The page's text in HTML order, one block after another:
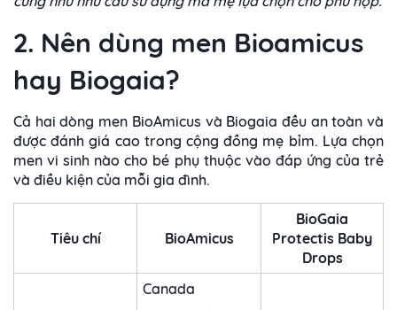
2. Nên dùng men Bioamicus
hay Biogaia?
Cả hai dòng men BioAmicus và Biogaia đều an toàn và
được đánh giá cao trong cộng đồng mẹ bỉm. Lựa chọn
men vi sinh nào cho bé phụ thuộc vào đáp ứng của trẻ
và điều kiện của mỗi gia đình.
Tiêu chí BioAmicus
BioGaia
Protectis Baby
Drops
Canada